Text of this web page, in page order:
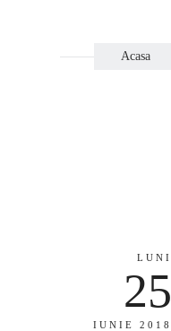
Acasa
LUNI
25
IUNIE 2018